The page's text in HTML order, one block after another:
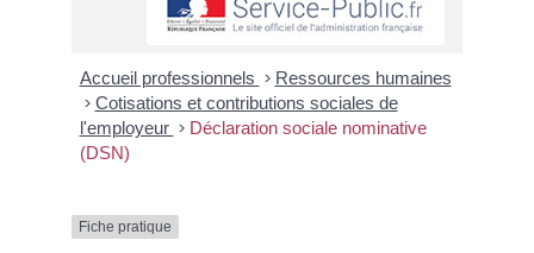
Accueil professionnels > Ressources humaines
> Cotisations et contributions sociales de
l'employeur > Déclaration sociale nominative
(DSN)
Fiche pratique